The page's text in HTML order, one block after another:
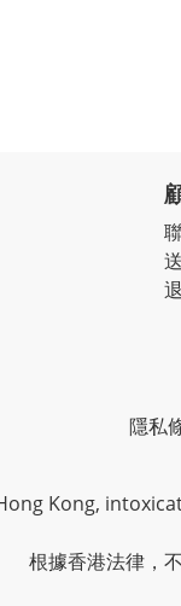
隱私
Kong,
根據香港法律，